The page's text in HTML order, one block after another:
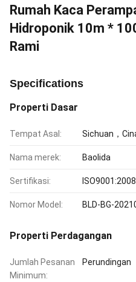
Rumah Kaca
Hidroponik 10m *
Rami
Specifications
Properti Dasar
Tempat Asal: Sichuan，
Nama merek: Baolida
Sertifikasi: ISO9001:2008
Nomor Model: BLD-BG-
Properti Perdagangan
Jumlah Pesanan
Minimum:
Perundingan